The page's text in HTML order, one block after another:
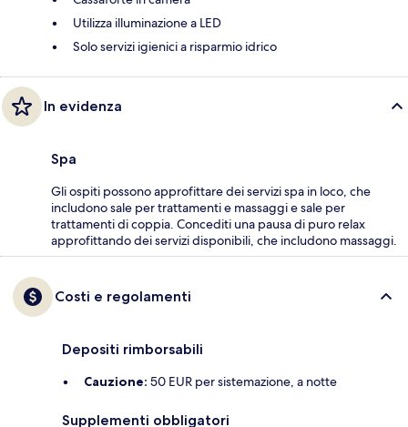
Utilizza illuminazione a LED
Solo servizi igienici a risparmio idrico
In evidenza
Spa
Gli ospiti possono approfittare dei servizi spa in loco, che
includono sale per trattamenti e massaggi e sale per
trattamenti di coppia. Concediti una pausa di puro relax
approfittando dei servizi disponibili, che includono massaggi.
Costi e regolamenti
Depositi rimborsabili
Cauzione: 50 EUR per sistemazione, a notte
Supplementi obbligatori